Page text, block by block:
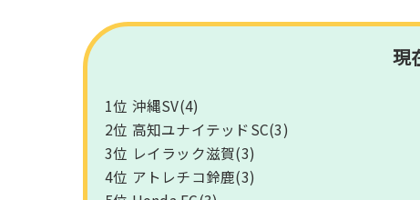
現
1位 沖縄SV(4)
2位 高知ユナイテッドSC(3)
3位 レイラック滋賀(3)
4位 アトレチコ鈴鹿(3)